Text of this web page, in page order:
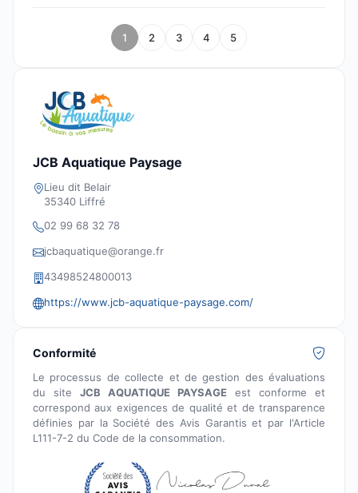
1 2 3 4 5
JCB Aquatique Paysage
Lieu dit Belair
35340 Liffré
02 99 68 32 78
jcbaquatique@orange.fr
43498524800013
https://www.jcb-aquatique-paysage.com/
Conformité
Le processus de collecte et de gestion des évaluations
du site JCB AQUATIQUE PAYSAGE est conforme et
correspond aux exigences de qualité et de transparence
définies par la Société des Avis Garantis et par l'Article
L111-7-2 du Code de la consommation.